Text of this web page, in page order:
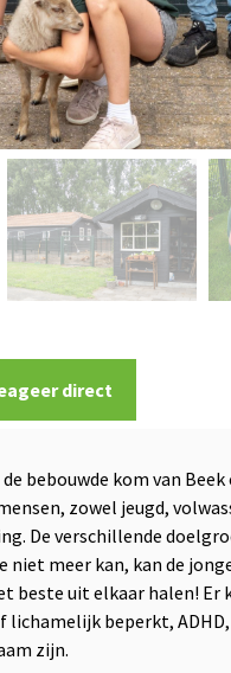
direct
bebouwde kom van
zowel jeugd,
De verschillende
niet meer kan, kan de
beste uit elkaar halen!
beperkt,
zijn.